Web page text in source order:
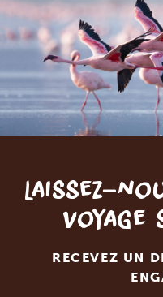
Laissez-
voyage
RECEVEZ UN